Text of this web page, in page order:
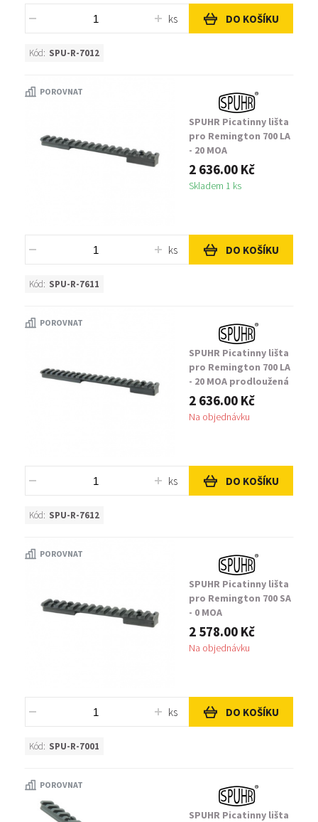
ks DO KOŠÍKU
Kód: SPU-R-7012
POROVNAT
SPUHR Picatinny lišta
pro Remington 700 LA
- 20 MOA
2 636.00 Kč
Skladem 1 ks
ks DO KOŠÍKU
Kód: SPU-R-7611
POROVNAT
SPUHR Picatinny lišta
pro Remington 700 LA
- 20 MOA prodloužená
2 636.00 Kč
Na objednávku
ks DO KOŠÍKU
Kód: SPU-R-7612
POROVNAT
SPUHR Picatinny lišta
pro Remington 700 SA
- 0 MOA
2 578.00 Kč
Na objednávku
ks DO KOŠÍKU
Kód: SPU-R-7001
POROVNAT
SPUHR Picatinny lišta